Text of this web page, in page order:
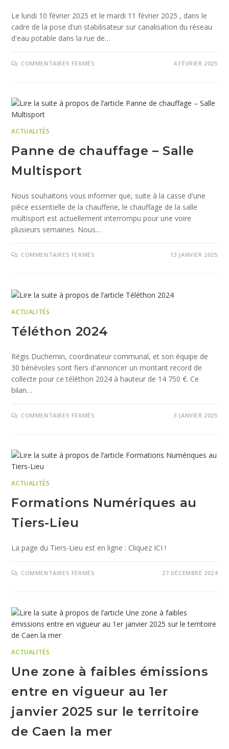
Le lundi 10 février 2025 et le mardi 11 février 2025 , dans le
cadre de la pose d'un stabilisateur sur canalisation du réseau
d'eau potable dans la rue de…
COMMENTAIRES FERMÉS 4 FÉVRIER 2025
ACTUALITÉS
Panne de chauffage – Salle
Multisport
Nous souhaitons vous informer que, suite à la casse d'une
pièce essentielle de la chaufferie, le chauffage de la salle
multisport est actuellement interrompu pour une voire
plusieurs semaines. Nous…
COMMENTAIRES FERMÉS 13 JANVIER 2025
ACTUALITÉS
Téléthon 2024
Régis Duchemin, coordinateur communal, et son équipe de
30 bénévoles sont fiers d'annoncer un montant record de
collecte pour ce téléthon 2024 à hauteur de 14 750 €. Ce
bilan…
COMMENTAIRES FERMÉS 3 JANVIER 2025
ACTUALITÉS
Formations Numériques au
Tiers-Lieu
La page du Tiers-Lieu est en ligne : Cliquez ICI !
COMMENTAIRES FERMÉS 27 DÉCEMBRE 2024
ACTUALITÉS
Une zone à faibles émissions
entre en vigueur au 1er
janvier 2025 sur le territoire
de Caen la mer